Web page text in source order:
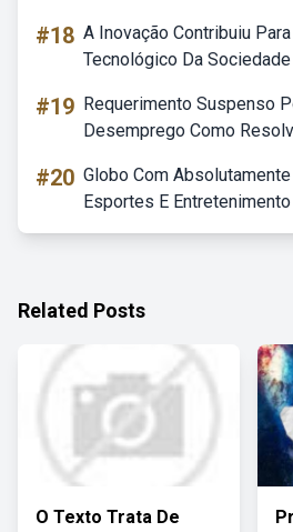
#18 A Inovação Contribuiu
Tecnológico Da Sociedade
#19 Requerimento Suspenso
Desemprego Como
#20 Globo Com
Esportes E Entretenimento
Related Posts
O Texto Trata De